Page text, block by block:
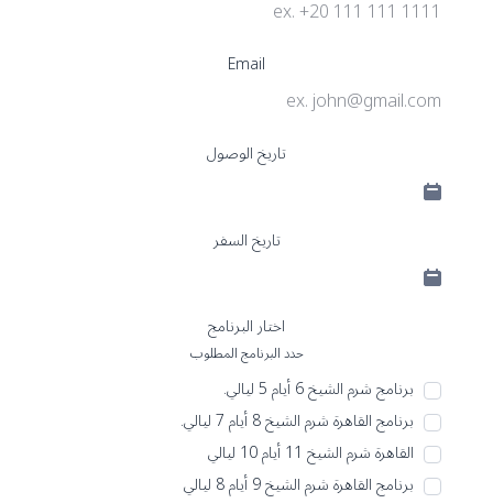
Email
تاريخ الوصول
تاريخ السفر
اختار البرنامج
حدد البرنامج المطلوب
برنامج شرم الشيخ 6 أيام 5 ليالي.
برنامج القاهرة شرم الشيخ 8 أيام 7 ليالي.
القاهرة شرم الشيخ 11 أيام 10 ليالي
برنامج القاهرة شرم الشيخ 9 أيام 8 ليالي